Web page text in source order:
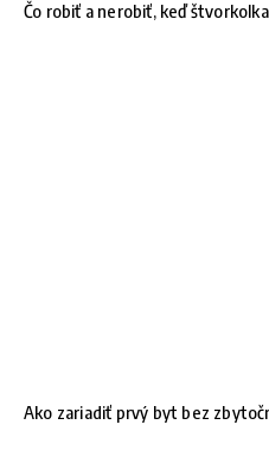
Čo robiť a nerobiť, keď
Ako zariadiť prvý byt bez